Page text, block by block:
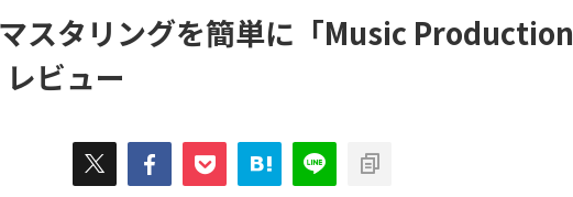
スタリングを簡単に「Music Production
ビュー